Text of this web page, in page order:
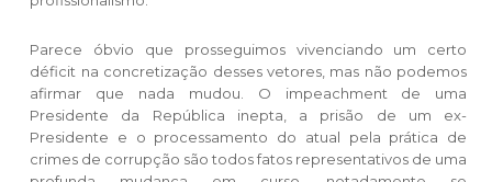
Parece óbvio que prosseguimos vivenciando um certo
déficit na concretização desses vetores, mas não podemos
afirmar que nada mudou. O impeachment de uma
Presidente da República inepta, a prisão de um ex-
Presidente e o processamento do atual pela prática de
crimes de corrupção são todos fatos representativos de uma